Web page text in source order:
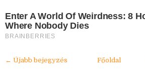
Enter A World Of Weirdness: 8
Where Nobody Dies
BRAINBERRIES
← Újabb bejegyzés Főoldal